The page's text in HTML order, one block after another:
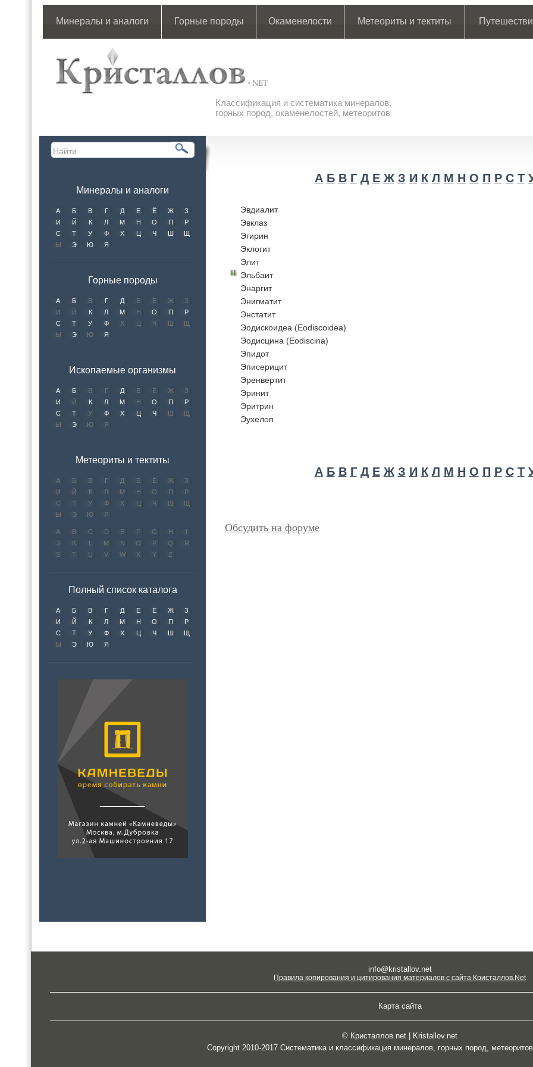
Минералы и аналоги Горные породы Окаменелости Метеориты и тектиты
Классификация и систематика минералов,
горных пород, окаменелостей, метеоритов
Минералы и аналоги
А Б В Г Д Е Ё Ж
З
И
Й К Л М Н О П
Р
С
Т У Ф Х Ц Ч Ш
Щ
Ы
Э Ю Я
Горные породы
А Б В Г Д Е Ё Ж
З
И
Й К Л М Н О П
Р
С
Т У Ф Х Ц Ч Ш
Щ
Ы
Э Ю Я
Ископаемые организмы
А Б В Г Д Е Ё Ж
З
И
Й К Л М Н О П
Р
С
Т У Ф Х Ц Ч Ш
Щ
Ы
Э Ю Я
Метеориты и тектиты
А Б В Г Д Е Ё Ж
З
И
Й К Л М Н О П
Р
С
Т У Ф Х Ц Ч Ш
Щ
Ы
Э Ю Я
A B C D E F G H
I
J
K L M N O P Q
R
S
T U V W X Y Z
Полный список каталога
А Б В Г Д Е Ё Ж
З
И
Й К Л М Н О П
Р
С
Т У Ф Х Ц Ч Ш
Щ
Ы
Э Ю Я
А Б В Г Д Е Ж З И К Л М Н О П Р С Т
Эвдиалит
Эвклаз
Эгирин
Эклогит
Элит
Эльбаит
Энаргит
Энигматит
Энстатит
Эодискоидеа (Eodiscoidea)
Эодисцина (Eodiscina)
Эпидот
Эписерицит
Эренвертит
Эринит
Эритрин
Эухелоп
А Б В Г Д Е Ж З И К Л М Н О П Р С Т
Обсудить на форуме
info@kristallov.net
Правила копирования и цитирования материалов с сайта Кристаллов.Net
Карта сайта
© Кристаллов.net | Kristallov.net
Copyright 2010-2017 Систематика и классификация минералов, горных пород,